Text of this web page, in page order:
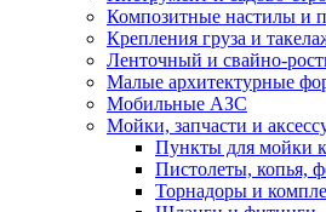
Композитные настилы и
Крепления груза и
Ленточный и свайно-
Малые архитектурные
Мобильные АЗС
Мойки, запчасти и
Пункты для мойки
Пистолеты, копья,
Торнадоры и